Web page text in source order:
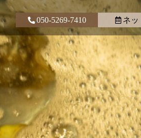
050-5269-7410 ネッ